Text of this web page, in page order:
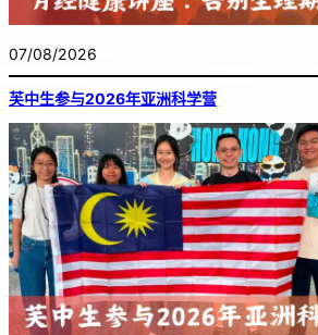
07/08/2026
芙中生参与2026年亚洲科学营